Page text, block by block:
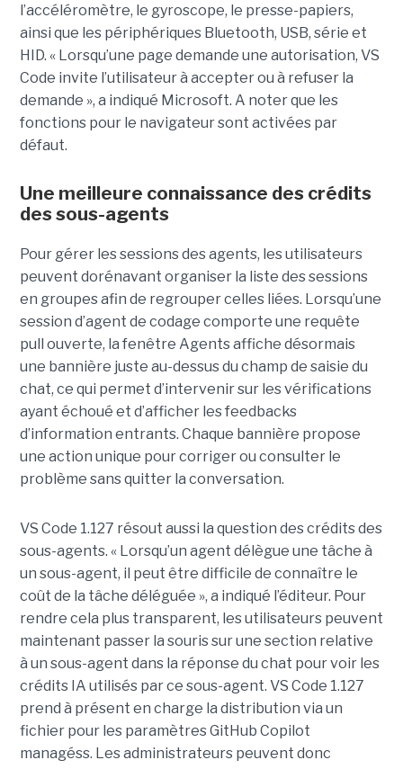
l’accéléromètre, le gyroscope, le presse-papiers,
ainsi que les périphériques Bluetooth, USB, série et
HID. « Lorsqu’une page demande une autorisation, VS
Code invite l’utilisateur à accepter ou à refuser la
demande », a indiqué Microsoft. A noter que les
fonctions pour le navigateur sont activées par
défaut.
Une meilleure connaissance des crédits
des sous-agents
Pour gérer les sessions des agents, les utilisateurs
peuvent dorénavant organiser la liste des sessions
en groupes afin de regrouper celles liées. Lorsqu’une
session d’agent de codage comporte une requête
pull ouverte, la fenêtre Agents affiche désormais
une bannière juste au-dessus du champ de saisie du
chat, ce qui permet d’intervenir sur les vérifications
ayant échoué et d’afficher les feedbacks
d’information entrants. Chaque bannière propose
une action unique pour corriger ou consulter le
problème sans quitter la conversation.
VS Code 1.127 résout aussi la question des crédits des
sous-agents. « Lorsqu’un agent délègue une tâche à
un sous-agent, il peut être difficile de connaître le
coût de la tâche déléguée », a indiqué l’éditeur. Pour
rendre cela plus transparent, les utilisateurs peuvent
maintenant passer la souris sur une section relative
à un sous-agent dans la réponse du chat pour voir les
crédits IA utilisés par ce sous-agent. VS Code 1.127
prend à présent en charge la distribution via un
fichier pour les paramètres GitHub Copilot
managéss. Les administrateurs peuvent donc